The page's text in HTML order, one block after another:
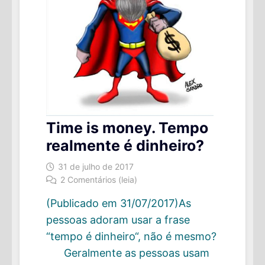
Time is money. Tempo
realmente é dinheiro?
31 de julho de 2017
2 Comentários (leia)
(Publicado em 31/07/2017)As
pessoas adoram usar a frase
“tempo é dinheiro“, não é mesmo?
Geralmente as pessoas usam